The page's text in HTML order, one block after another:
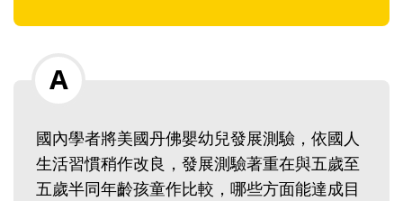
國內學者將美國丹佛嬰幼兒發展測驗，依國人
生活習慣稍作改良，發展測驗著重在與五歲至
五歲半同年齡孩童作比較，哪些方面能達成目